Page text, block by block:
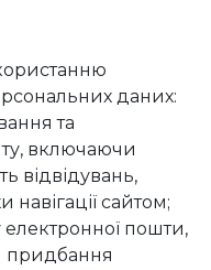
даних:
та
включаючи
відвідувань,
навігації сайтом;
пошти,
придбання